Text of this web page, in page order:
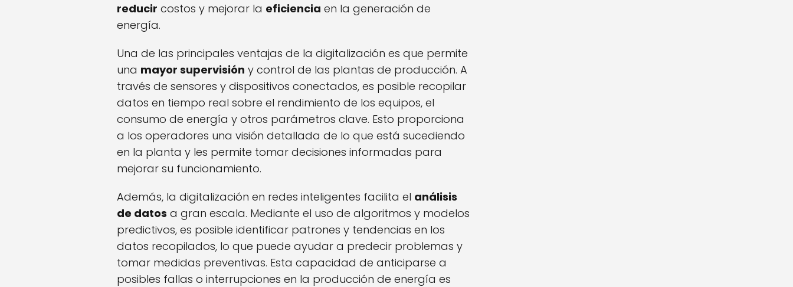
reducir costos y mejorar la eficiencia en la generación de
energía.
Una de las principales ventajas de la digitalización es que permite
una mayor supervisión y control de las plantas de producción. A
través de sensores y dispositivos conectados, es posible recopilar
datos en tiempo real sobre el rendimiento de los equipos, el
consumo de energía y otros parámetros clave. Esto proporciona
a los operadores una visión detallada de lo que está sucediendo
en la planta y les permite tomar decisiones informadas para
mejorar su funcionamiento.
Además, la digitalización en redes inteligentes facilita el análisis
de datos a gran escala. Mediante el uso de algoritmos y modelos
predictivos, es posible identificar patrones y tendencias en los
datos recopilados, lo que puede ayudar a predecir problemas y
tomar medidas preventivas. Esta capacidad de anticiparse a
posibles fallas o interrupciones en la producción de energía es